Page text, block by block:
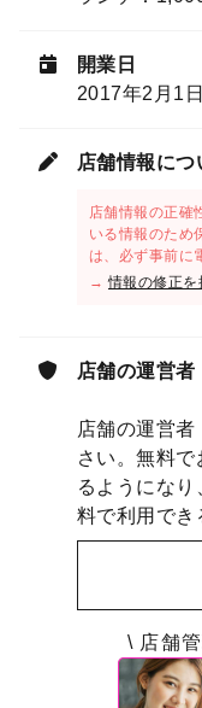
開業日
2017年2月1日
店舗情報につ
店舗情報の正確
いる情報のため
は、必ず事前に
→情報の修正を
店舗の運営者
店舗の運営
さい。無料
るようになり
料で利用でき
\ 店舗